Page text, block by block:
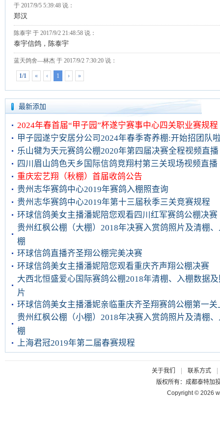
最新添加
2024年春首届“甲子园”杯遂宁赛事中心四关职业赛规程
甲子园遂宁安居分公司2024年春季寄养棚:开始招团队
乐山犍为天元赛鸽公棚2020年第四届决赛全程视频直播
四川眉山鸽色天乡国际信鸽竞翔村第三关现场视频直播
重庆宏艺翔（秋棚）首届收鸽公告
贵州志华赛鸽中心2019年赛鸽入棚照查询
贵州志华赛鸽中心2019年第十三届秋季三关竞赛规程
环球信鸽美女主播潘妮陪您观看四川红军赛鸽公棚决赛
贵州红枫公棚（大棚）2018年决赛入赏鸽照片及清棚
棚
环球信鸽直播齐圣翔公棚完美决赛
环球信鸽美女主播潘妮陪您观看重庆齐声翔公棚决赛
大西北恒盛爱心国际赛鸽公棚2018年清棚、入棚数据
片
环球信鸽美女主播潘妮亲临重庆齐圣翔赛鸽公棚第一关
贵州红枫公棚（小棚）2018年决赛入赏鸽照片及清棚
棚
上海君冠2019年第二届春赛规程
关于我们 联系方式
版权所有：成都泰特加
Copyright © 2026